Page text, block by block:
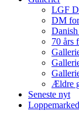
LGF
DM
70 års
Ældre
Seneste nyt
Loppemarked